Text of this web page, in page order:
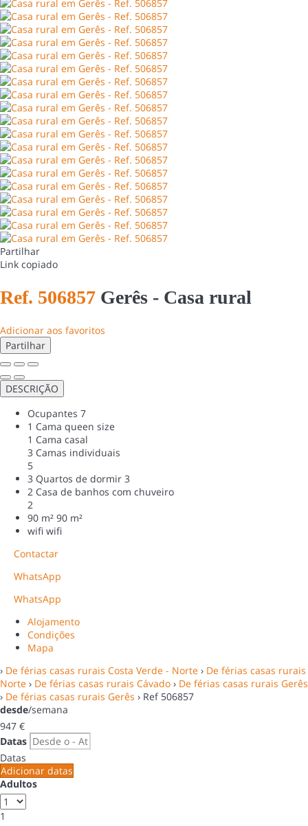
Partilhar
Link copiado
Ref. 506857 Gerês - Casa rural
Adicionar aos favoritos
Partilhar
DESCRIÇÃO
Ocupantes 7
1 Cama queen size
1 Cama casal
3 Camas individuais
5
3 Quartos de dormir 3
2 Casa de banhos com chuveiro
2
90 m² 90 m²
wifi wifi
Contactar
WhatsApp
WhatsApp
Alojamento
Condições
Mapa
› De férias casas rurais Costa Verde - Norte › De férias casas rurais
Norte › De férias casas rurais Cávado › De férias casas rurais Gerês
› De férias casas rurais Gerês › Ref 506857
desde/semana
947 €
Datas
Datas
Adicionar datas
Adultos
1